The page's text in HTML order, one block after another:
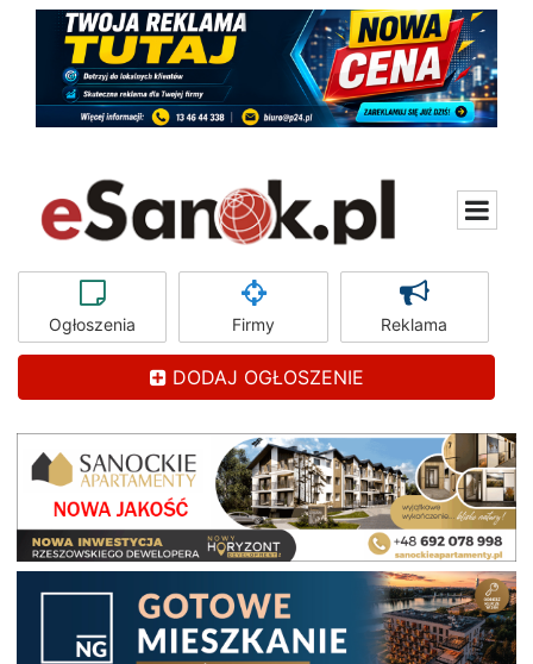
Ogłoszenia Firmy Reklama
DODAJ OGŁOSZENIE